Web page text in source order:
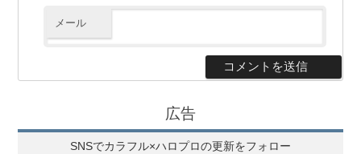
メール
広告
SNSでカラフル×ハロプロの更新をフォロー